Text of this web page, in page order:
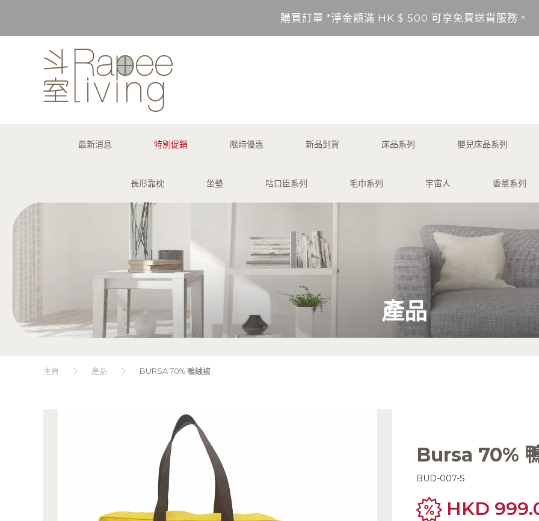
購買訂單 *淨金額滿 HK $ 500 可享免費送貨服務。
購買訂單 *淨金額滿 HK $ 500 可享免費送貨服務。
購買訂單 *淨金額未滿 HK $ 500，需另加 HK$ 50 服務費享用
最新消息 特別促銷 限時優惠 新品到貨 床品系列 嬰兒床品系列
長形靠枕 坐墊 咕口臣系列 毛巾系列 宇宙人 香薰系列
產品
主頁 產品 BURSA 70% 鴨絨被
Bursa 70%
BUD-007-S
HKD